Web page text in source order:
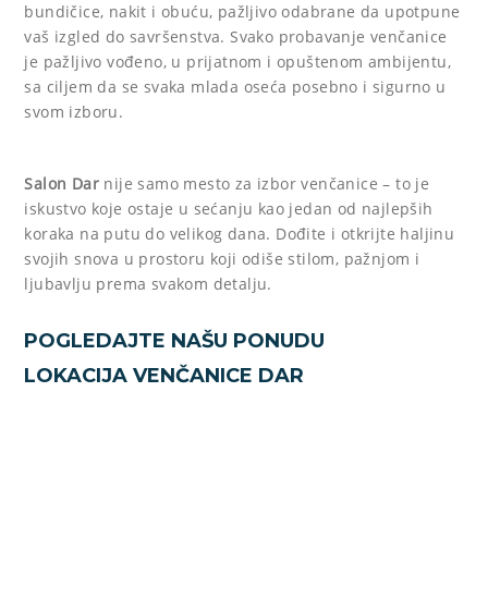
bundičice, nakit i obuću, pažljivo odabrane da upotpune
vaš izgled do savršenstva. Svako probavanje venčanice
je pažljivo vođeno, u prijatnom i opuštenom ambijentu,
sa ciljem da se svaka mlada oseća posebno i sigurno u
svom izboru.
Salon Dar nije samo mesto za izbor venčanice – to je
iskustvo koje ostaje u sećanju kao jedan od najlepših
koraka na putu do velikog dana. Dođite i otkrijte haljinu
svojih snova u prostoru koji odiše stilom, pažnjom i
ljubavlju prema svakom detalju.
POGLEDAJTE NAŠU PONUDU
LOKACIJA VENČANICE DAR